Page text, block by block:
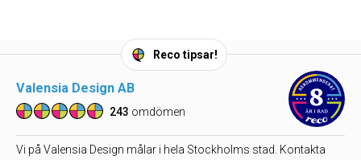
Reco tipsar!
Valensia Design AB
243 omdömen
Vi på Valensia Design målar i hela Stockholms stad. Kontakta